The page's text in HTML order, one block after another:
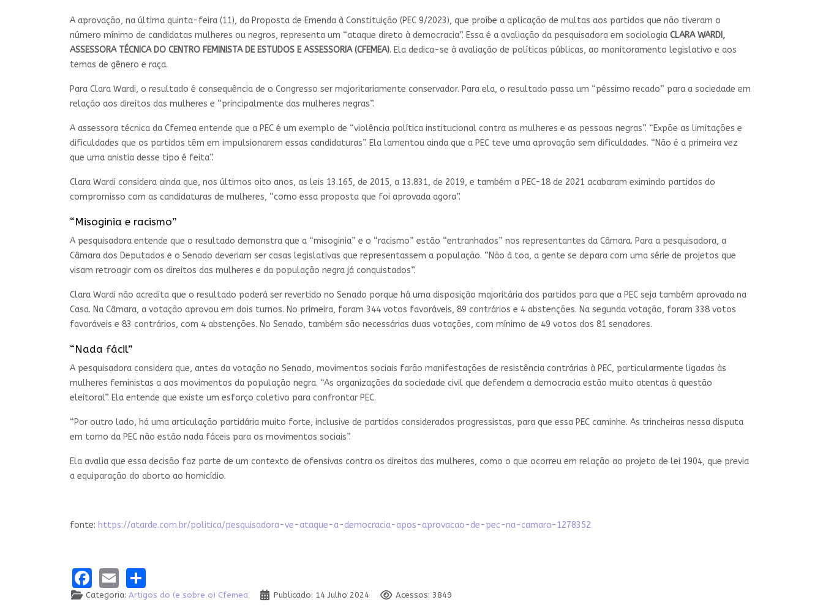
A aprovação, na última quinta-feira (11), da Proposta de Emenda à Constituição (PEC 9/2023), que proíbe a aplicação de multas aos partidos que não tiveram o
número mínimo de candidatas mulheres ou negros, representa um “ataque direto à democracia”. Essa é a avaliação da pesquisadora em sociologia CLARA WARDI,
ASSESSORA TÉCNICA DO CENTRO FEMINISTA DE ESTUDOS E ASSESSORIA (CFEMEA). Ela dedica-se à avaliação de políticas públicas, ao monitoramento legislativo e aos
temas de gênero e raça.
Para Clara Wardi, o resultado é consequência de o Congresso ser majoritariamente conservador. Para ela, o resultado passa um “péssimo recado” para a sociedade em
relação aos direitos das mulheres e “principalmente das mulheres negras”.
A assessora técnica da Cfemea entende que a PEC é um exemplo de “violência política institucional contra as mulheres e as pessoas negras”. “Expõe as limitações e
dificuldades que os partidos têm em impulsionarem essas candidaturas”. Ela lamentou ainda que a PEC teve uma aprovação sem dificuldades. “Não é a primeira vez
que uma anistia desse tipo é feita”.
Clara Wardi considera ainda que, nos últimos oito anos, as leis 13.165, de 2015, a 13.831, de 2019, e também a PEC-18 de 2021 acabaram eximindo partidos do
compromisso com as candidaturas de mulheres, “como essa proposta que foi aprovada agora”.
“Misoginia e racismo”
A pesquisadora entende que o resultado demonstra que a “misoginia” e o “racismo” estão “entranhados” nos representantes da Câmara. Para a pesquisadora, a
Câmara dos Deputados e o Senado deveriam ser casas legislativas que representassem a população. “Não à toa, a gente se depara com uma série de projetos que
visam retroagir com os direitos das mulheres e da população negra já conquistados”.
Clara Wardi não acredita que o resultado poderá ser revertido no Senado porque há uma disposição majoritária dos partidos para que a PEC seja também aprovada na
Casa. Na Câmara, a votação aprovou em dois turnos. No primeira, foram 344 votos favoráveis, 89 contrários e 4 abstenções. Na segunda votação, foram 338 votos
favoráveis e 83 contrários, com 4 abstenções. No Senado, também são necessárias duas votações, com mínimo de 49 votos dos 81 senadores.
“Nada fácil”
A pesquisadora considera que, antes da votação no Senado, movimentos sociais farão manifestações de resistência contrárias à PEC, particularmente ligadas às
mulheres feministas a aos movimentos da população negra. “As organizações da sociedade civil que defendem a democracia estão muito atentas à questão
eleitoral”. Ela entende que existe um esforço coletivo para confrontar PEC.
“Por outro lado, há uma articulação partidária muito forte, inclusive de partidos considerados progressistas, para que essa PEC caminhe. As trincheiras nessa disputa
em torno da PEC não estão nada fáceis para os movimentos sociais”.
Ela avalia que essa decisão faz parte de um contexto de ofensivas contra os direitos das mulheres, como o que ocorreu em relação ao projeto de lei 1904, que previa
a equiparação do aborto ao homicídio.
fonte: https://atarde.com.br/politica/pesquisadora-ve-ataque-a-democracia-apos-aprovacao-de-pec-na-camara-1278352
Facebook
Email
Categoria: Artigos do (e sobre o) Cfemea Publicado: 14 Julho 2024 Acessos: 3849